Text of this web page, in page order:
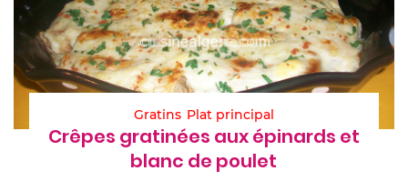
Gratins Plat principal
Crêpes gratinées aux épinards et
blanc de poulet